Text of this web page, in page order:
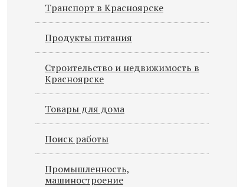
Транспорт в Красноярске
Продукты питания
Строительство и недвижимость в
Красноярске
Товары для дома
Поиск работы
Промышленность,
машиностроение